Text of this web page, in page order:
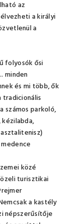
az
a királyi
a
folyosók ősi
minden
és mi több, ők
számos parkoló,
​​közé
turisztikai
a kastély
népszerűsítője